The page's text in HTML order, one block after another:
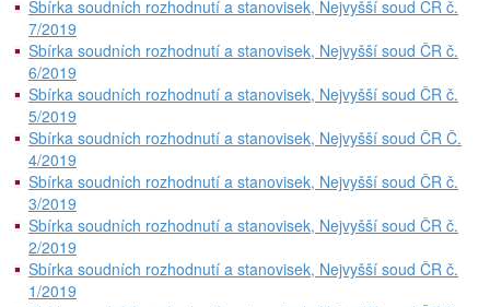
Sbírka soudních rozhodnutí a stanovisek, Nejvyšší soud ČR č.
7/2019
Sbírka soudních rozhodnutí a stanovisek, Nejvyšší soud ČR č.
6/2019
Sbírka soudních rozhodnutí a stanovisek, Nejvyšší soud ČR č.
5/2019
Sbírka soudních rozhodnutí a stanovisek, Nejvyšší soud ČR Č.
4/2019
Sbírka soudních rozhodnutí a stanovisek, Nejvyšší soud ČR č.
3/2019
Sbírka soudních rozhodnutí a stanovisek, Nejvyšší soud ČR č.
2/2019
Sbírka soudních rozhodnutí a stanovisek, Nejvyšší soud ČR č.
1/2019